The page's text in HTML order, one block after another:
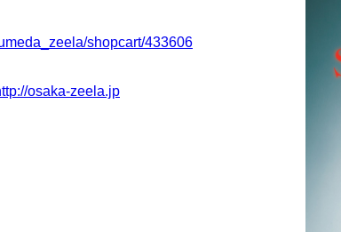
shopcart/433606
osaka-zeela.jp